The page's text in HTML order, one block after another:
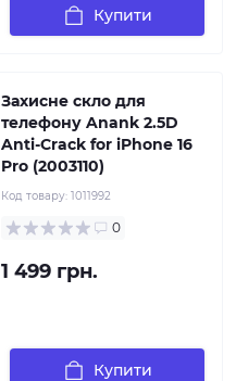
Купити
Захисне скло для
телефону Anank 2.5D
Anti-Crack for iPhone 16
Pro (2003110)
Код товару: 1011992
0
1 499 грн.
Купити